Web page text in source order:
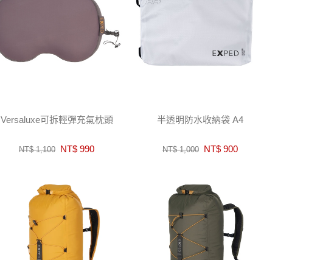
Versaluxe可拆輕彈充氣枕頭
NT$ 1,100 NT$ 990
半透明防水收納袋 A4
NT$ 1,000 NT$ 900